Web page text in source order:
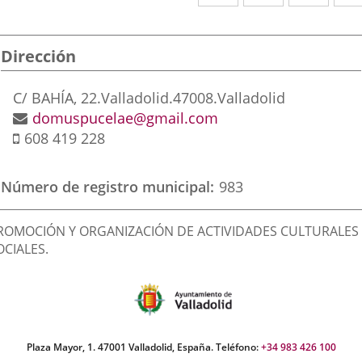
a
una
externa.
a
una
externa.
a
una
Dirección
Dirección
postal
C/ BAHÍA, 22.Valladolid.47008.Valladolid
Dirección
de
electrónico
domuspucelae@gmail.com
Móvil
608 419 228
Número de registro municipal 983
Y ORGANIZACIÓN DE ACTIVIDADES CULTURALES
Plaza Mayor, 1. 47001 Valladolid, España. Teléfono:+34 983 426 100